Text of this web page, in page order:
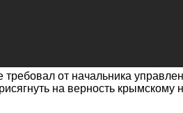
от начальника
на верность